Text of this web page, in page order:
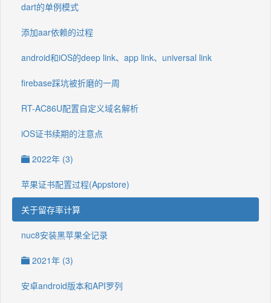
dart的单例模式
添加aar依赖的过程
android和iOS的deep link、app link、universal link
firebase踩坑被折磨的一周
RT-AC86U配置自定义域名解析
iOS证书续期的注意点
2022年 (3)
苹果证书配置过程(Appstore)
关于留存率计算
nuc8安装黑苹果全记录
2021年 (3)
安卓android版本和API罗列